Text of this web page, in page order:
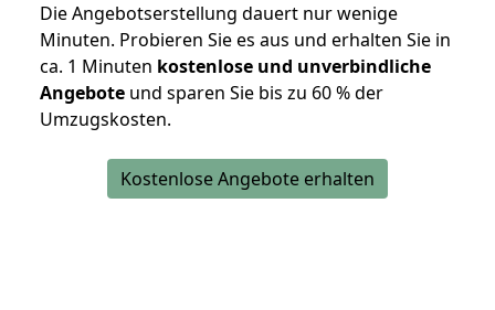
Die Angebotserstellung dauert nur wenige
Minuten. Probieren Sie es aus und erhalten Sie in
ca. 1 Minuten kostenlose und unverbindliche
Angebote und sparen Sie bis zu 60 % der
Umzugskosten.
Kostenlose Angebote erhalten